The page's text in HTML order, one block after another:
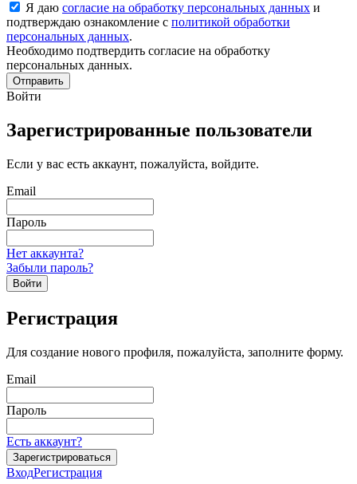
Я даю согласие на обработку персональных данных и
подтверждаю ознакомление с политикой обработки
персональных данных.
Необходимо подтвердить согласие на обработку
персональных данных.
Отправить
Войти
Зарегистрированные пользователи
Если у вас есть аккаунт, пожалуйста, войдите.
Email
Пароль
Нет аккаунта?
Забыли пароль?
Войти
Регистрация
Для создание нового профиля, пожалуйста, заполните форму.
Email
Пароль
Есть аккаунт?
Зарегистрироваться
ВходРегистрация